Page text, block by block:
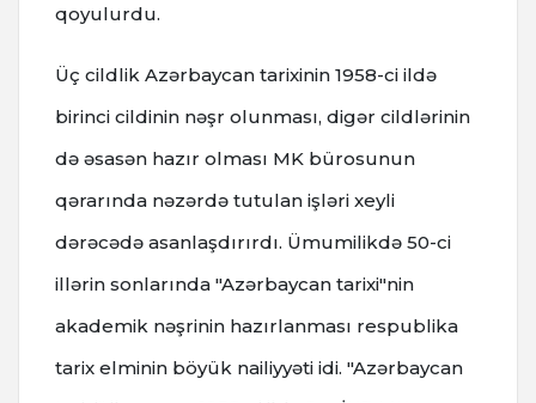
qoyulurdu.
Üç cildlik Azərbaycan tarixinin 1958-ci ildə
birinci cildinin nəşr olunması, digər cildlərinin
də əsasən hazır olması MK bürosunun
qərarında nəzərdə tutulan işləri xeyli
dərəcədə asanlaşdırırdı. Ümumilikdə 50-ci
illərin sonlarında "Azərbaycan tarixi"nin
akademik nəşrinin hazırlanması respublika
tarix elminin böyük nailiyyəti idi. "Azərbaycan